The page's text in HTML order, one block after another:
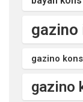
gazino
gazino
gazino